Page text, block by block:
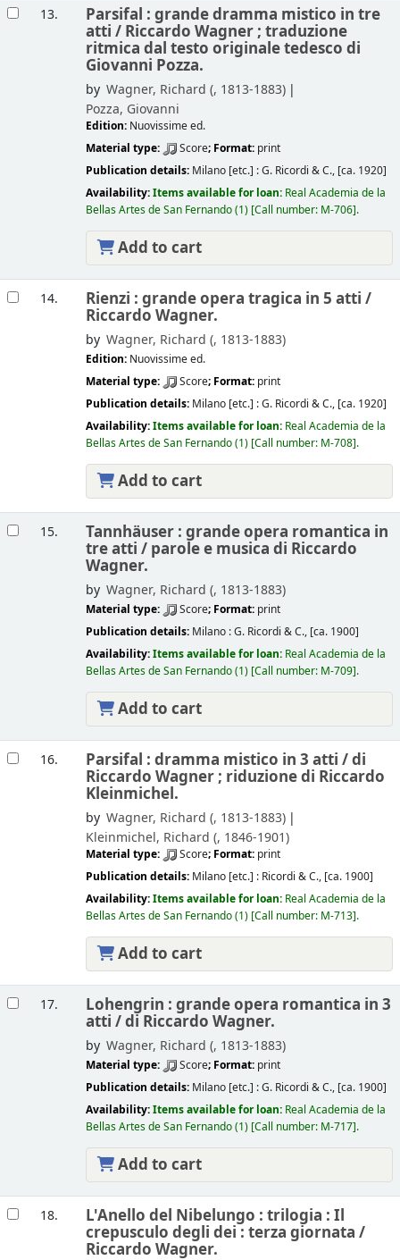
13. Parsifal : grande dramma mistico in tre
atti / Riccardo Wagner ; traduzione
ritmica dal testo originale tedesco di
Giovanni Pozza.
by Wagner, Richard (, 1813-1883)
Pozza, Giovanni
Edition: Nuovissime ed.
Material type:
Score; Format: print
Publication details: Milano [etc.] :G. Ricordi & C., [ca. 1920]
Availability:Items available for loan: Real Academia de la
Bellas Artes de San Fernando(1) Call number: M-706 .
Add to cart
14. Rienzi : grande opera tragica in 5 atti /
Riccardo Wagner.
by Wagner, Richard (, 1813-1883)
Edition: Nuovissime ed.
Material type:
Score; Format: print
Publication details: Milano [etc.] :G. Ricordi & C., [ca. 1920]
Availability:Items available for loan: Real Academia de la
Bellas Artes de San Fernando(1) Call number: M-708 .
Add to cart
15. Tannhäuser : grande opera romantica in
tre atti / parole e musica di Riccardo
Wagner.
by Wagner, Richard (, 1813-1883)
Material type: Score; Format: print
Publication details: Milano :G. Ricordi & C., [ca. 1900]
Availability:Items available for loan: Real Academia de la
Bellas Artes de San Fernando(1) Call number: M-709 .
Add to cart
16. Parsifal : dramma mistico in 3 atti /di
Riccardo Wagner ; riduzione di Riccardo
Kleinmichel.
by Wagner, Richard (, 1813-1883)
Kleinmichel, Richard (, 1846-1901)
Material type: Score; Format: print
Publication details: Milano [etc.] : Ricordi & C., [ca. 1900]
Availability:Items available for loan: Real Academia de la
Bellas Artes de San Fernando(1) Call number: M-713 .
Add to cart
17. Lohengrin : grande opera romantica in 3
atti /di Riccardo Wagner.
by Wagner, Richard (, 1813-1883)
Material type: Score; Format: print
Publication details: Milano [etc.] :G. Ricordi & C., [ca. 1900]
Availability:Items available for loan: Real Academia de la
Bellas Artes de San Fernando(1) Call number: M-717 .
Add to cart
18. L'Anello del Nibelungo : trilogia : Il
crepusculo degli dei : terza giornata /
Riccardo Wagner.